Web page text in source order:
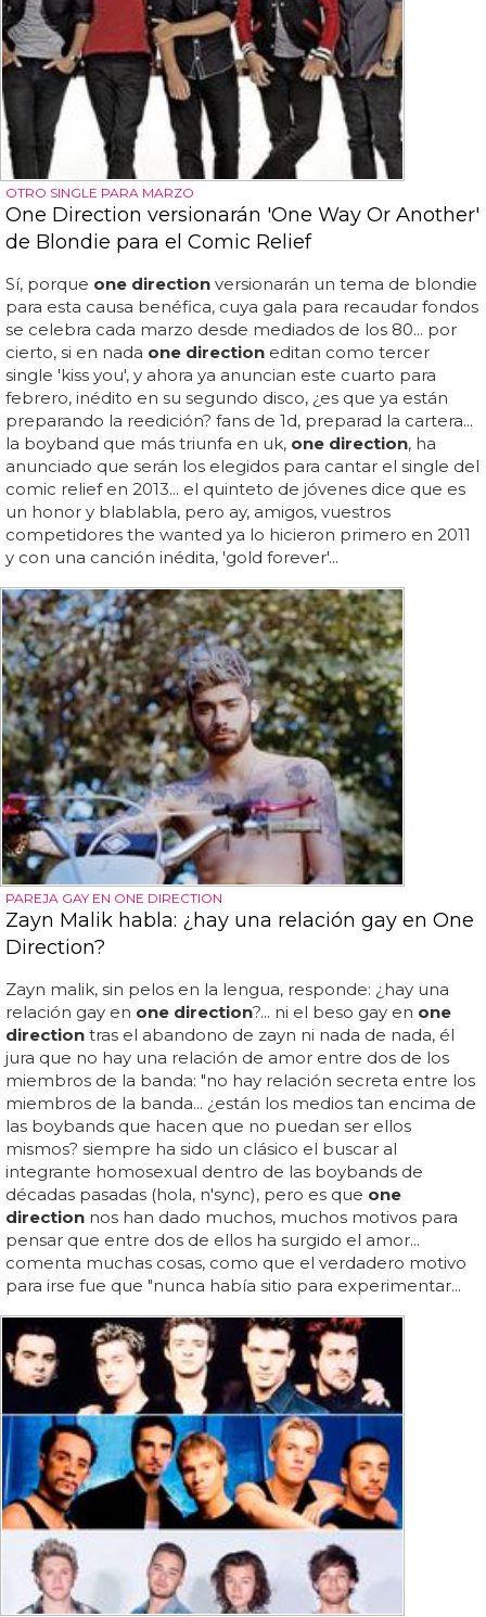
OTRO SINGLE PARA MARZO
One Direction versionarán 'One Way Or Another'
de Blondie para el Comic Relief
Sí, porque one direction versionarán un tema de blondie
para esta causa benéfica, cuya gala para recaudar fondos
se celebra cada marzo desde mediados de los 80... por
cierto, si en nada one direction editan como tercer
single 'kiss you', y ahora ya anuncian este cuarto para
febrero, inédito en su segundo disco, ¿es que ya están
preparando la reedición? fans de 1d, preparad la cartera...
la boyband que más triunfa en uk, one direction, ha
anunciado que serán los elegidos para cantar el single del
comic relief en 2013... el quinteto de jóvenes dice que es
un honor y blablabla, pero ay, amigos, vuestros
competidores the wanted ya lo hicieron primero en 2011
y con una canción inédita, 'gold forever'...
PAREJA GAY EN ONE DIRECTION
Zayn Malik habla: ¿hay una relación gay en One
Direction?
Zayn malik, sin pelos en la lengua, responde: ¿hay una
relación gay en one direction?... ni el beso gay en one
direction tras el abandono de zayn ni nada de nada, él
jura que no hay una relación de amor entre dos de los
miembros de la banda: "no hay relación secreta entre los
miembros de la banda... ¿están los medios tan encima de
las boybands que hacen que no puedan ser ellos
mismos? siempre ha sido un clásico el buscar al
integrante homosexual dentro de las boybands de
décadas pasadas (hola, n'sync), pero es que one
direction nos han dado muchos, muchos motivos para
pensar que entre dos de ellos ha surgido el amor...
comenta muchas cosas, como que el verdadero motivo
para irse fue que "nunca había sitio para experimentar...